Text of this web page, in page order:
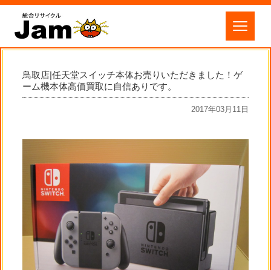
鳥取店|任天堂スイッチ本体お売りいただきました！ゲ
ーム機本体高価買取に自信ありです。
2017年03月11日